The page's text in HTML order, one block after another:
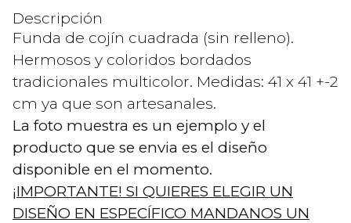
México.
Cuadrada
41
x
41
cm.
(Te
Quiero
Bonita)
cantidad
Descripción
Funda de cojín cuadrada (sin relleno).
Hermosos y coloridos bordados
tradicionales multicolor. Medidas: 41 x 41 +-2
cm ya que son artesanales.
La foto muestra es un ejemplo y el
producto que se envia es el diseño
disponible en el momento.
¡IMPORTANTE! SI QUIERES ELEGIR UN
DISEÑO EN ESPECÍFICO MANDANOS UN